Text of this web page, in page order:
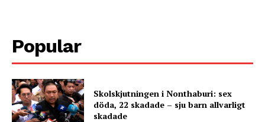
Popular
Skolskjutningen i Nonthaburi: sex
döda, 22 skadade – sju barn allvarligt
skadade